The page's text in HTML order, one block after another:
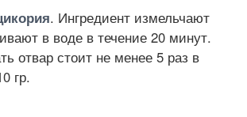
. Ингредиент измельчают
в воде в течение 20 минут.
отвар стоит не менее 5 раз в
гр.